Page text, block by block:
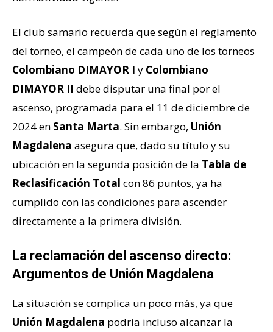
El club samario recuerda que según el reglamento
del torneo, el campeón de cada uno de los torneos
Colombiano DIMAYOR I y Colombiano
DIMAYOR II debe disputar una final por el
ascenso, programada para el 11 de diciembre de
2024 en Santa Marta. Sin embargo, Unión
Magdalena asegura que, dado su título y su
ubicación en la segunda posición de la Tabla de
Reclasificación Total con 86 puntos, ya ha
cumplido con las condiciones para ascender
directamente a la primera división.
La reclamación del ascenso directo:
Argumentos de Unión Magdalena
La situación se complica un poco más, ya que
Unión Magdalena podría incluso alcanzar la